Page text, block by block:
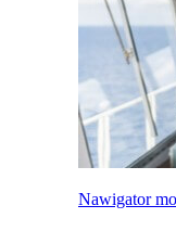
Nawigator